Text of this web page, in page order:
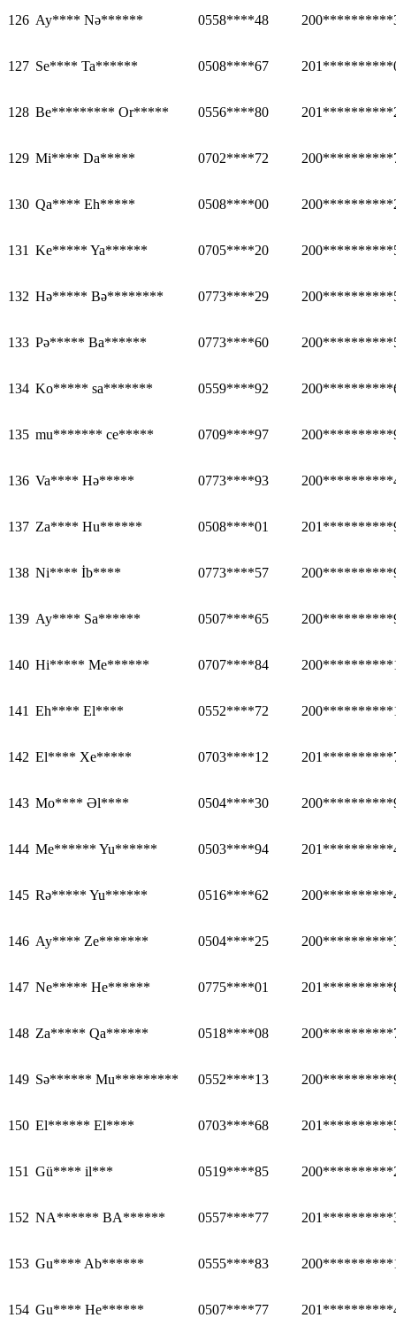
126 Ay**** Nə****** 0558****48
127 Se**** Ta****** 0508****67
128 Be********* Or***** 0556****80
129 Mi**** Da***** 0702****72
130 Qa**** Eh***** 0508****00
131 Ke***** Ya****** 0705****20
132 Hə***** Bə******** 0773****29
133 Pə***** Ba****** 0773****60
134 Ko***** sa******* 0559****92
135 mu******* ce***** 0709****97
136 Va**** Hə***** 0773****93
137 Za**** Hu****** 0508****01
138 Ni**** İb**** 0773****57
139 Ay**** Sa****** 0507****65
140 Hi***** Me****** 0707****84
141 Eh**** El**** 0552****72
142 El**** Xe***** 0703****12
143 Mo**** Əl**** 0504****30
144 Me****** Yu****** 0503****94
145 Rə***** Yu****** 0516****62
146 Ay**** Ze******* 0504****25
147 Ne***** He****** 0775****01
148 Za***** Qa****** 0518****08
149 Sə****** Mu********* 0552****13
150 El****** El**** 0703****68
151 Gü**** il*** 0519****85
152 NA****** BA****** 0557****77
153 Gu**** Ab****** 0555****83
154 Gu**** He****** 0507****77